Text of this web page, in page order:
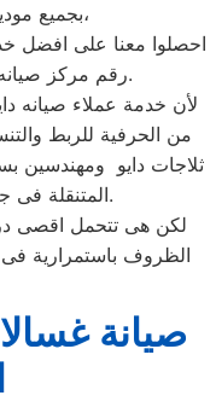
بجميع موديلاتها القديم منها والحديث،
احصلوا معنا على افضل
رقم مركز صيانه دايو المعتمد في مصر الجديدة.
لأن خدمة عملاء صيانه
من الحرفية للربط
ثلاجات دايو ومهندسين
المتنقلة فى جميع محافظات مصر الجديدة.
لكن هى تتحمل اقصى
الظروف باستمرارية
صيانة